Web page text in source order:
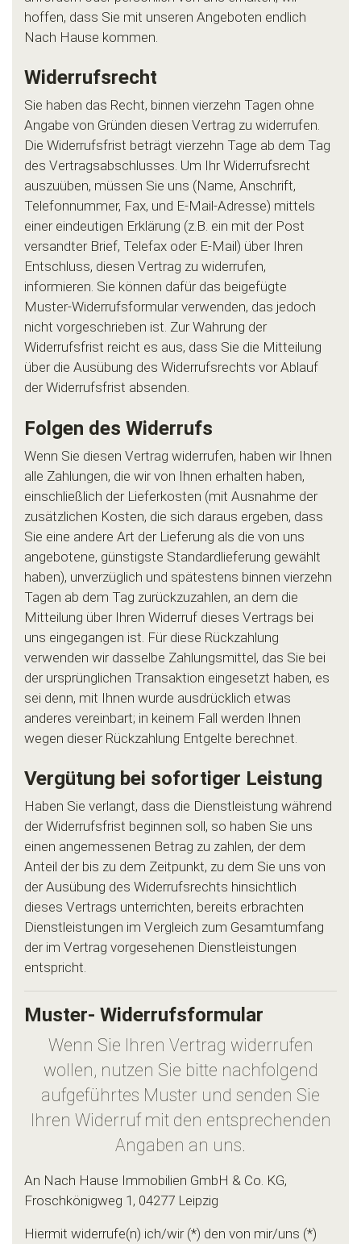
hoffen, dass Sie mit unseren Angeboten endlich
Nach Hause kommen.
Widerrufsrecht
Sie haben das Recht, binnen vierzehn Tagen ohne
Angabe von Gründen diesen Vertrag zu widerrufen.
Die Widerrufsfrist beträgt vierzehn Tage ab dem Tag
des Vertragsabschlusses. Um Ihr Widerrufsrecht
auszuüben, müssen Sie uns (Name, Anschrift,
Telefonnummer, Fax, und E-Mail-Adresse) mittels
einer eindeutigen Erklärung (z.B. ein mit der Post
versandter Brief, Telefax oder E-Mail) über Ihren
Entschluss, diesen Vertrag zu widerrufen,
informieren. Sie können dafür das beigefügte
Muster-Widerrufsformular verwenden, das jedoch
nicht vorgeschrieben ist. Zur Wahrung der
Widerrufsfrist reicht es aus, dass Sie die Mitteilung
über die Ausübung des Widerrufsrechts vor Ablauf
der Widerrufsfrist absenden.
Folgen des Widerrufs
Wenn Sie diesen Vertrag widerrufen, haben wir Ihnen
alle Zahlungen, die wir von Ihnen erhalten haben,
einschließlich der Lieferkosten (mit Ausnahme der
zusätzlichen Kosten, die sich daraus ergeben, dass
Sie eine andere Art der Lieferung als die von uns
angebotene, günstigste Standardlieferung gewählt
haben), unverzüglich und spätestens binnen vierzehn
Tagen ab dem Tag zurückzuzahlen, an dem die
Mitteilung über Ihren Widerruf dieses Vertrags bei
uns eingegangen ist. Für diese Rückzahlung
verwenden wir dasselbe Zahlungsmittel, das Sie bei
der ursprünglichen Transaktion eingesetzt haben, es
sei denn, mit Ihnen wurde ausdrücklich etwas
anderes vereinbart; in keinem Fall werden Ihnen
wegen dieser Rückzahlung Entgelte berechnet.
Vergütung bei sofortiger Leistung
Haben Sie verlangt, dass die Dienstleistung während
der Widerrufsfrist beginnen soll, so haben Sie uns
einen angemessenen Betrag zu zahlen, der dem
Anteil der bis zu dem Zeitpunkt, zu dem Sie uns von
der Ausübung des Widerrufsrechts hinsichtlich
dieses Vertrags unterrichten, bereits erbrachten
Dienstleistungen im Vergleich zum Gesamtumfang
der im Vertrag vorgesehenen Dienstleistungen
entspricht.
Muster- Widerrufsformular
Wenn Sie Ihren Vertrag widerrufen
wollen, nutzen Sie bitte nachfolgend
aufgeführtes Muster und senden Sie
Ihren Widerruf mit den entsprechenden
Angaben an uns.
An Nach Hause Immobilien GmbH & Co. KG,
Froschkönigweg 1, 04277 Leipzig
Hiermit widerrufe(n) ich/wir (*) den von mir/uns (*)